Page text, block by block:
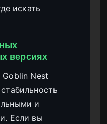
искать
версиях
Nest
и
Если вы